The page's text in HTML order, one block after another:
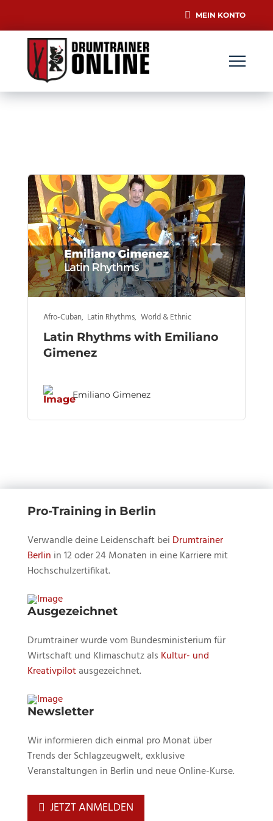
MEIN KONTO
Afro-Cuban, Latin Rhythms, World & Ethnic
Latin Rhythms with Emiliano
Gimenez
Emiliano Gimenez
Pro-Training in Berlin
Verwandle deine Leidenschaft bei Drumtrainer
Berlin in 12 oder 24 Monaten in eine Karriere mit
Hochschulzertifikat.
Ausgezeichnet
Drumtrainer wurde vom Bundesministerium für
Wirtschaft und Klimaschutz als Kultur- und
Kreativpilotausgezeichnet.
Newsletter
Wir informieren dich einmal pro Monat über
Trends der Schlagzeugwelt, exklusive
Veranstaltungen in Berlin und neue Online-Kurse.
JETZT ANMELDEN